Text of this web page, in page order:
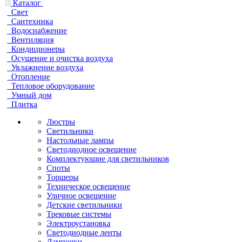
Каталог
Свет
Сантехника
Водоснабжение
Вентиляция
Кондиционеры
Осушение и очистка воздуха
Увлажнение воздуха
Отопление
Тепловое оборудование
Умный дом
Плитка
Люстры
Светильники
Настольные лампы
Светодиодное освещение
Комплектующие для светильников
Споты
Торшеры
Техническое освещение
Уличное освещение
Детские светильники
Трековые системы
Электроустановка
Светодиодные ленты